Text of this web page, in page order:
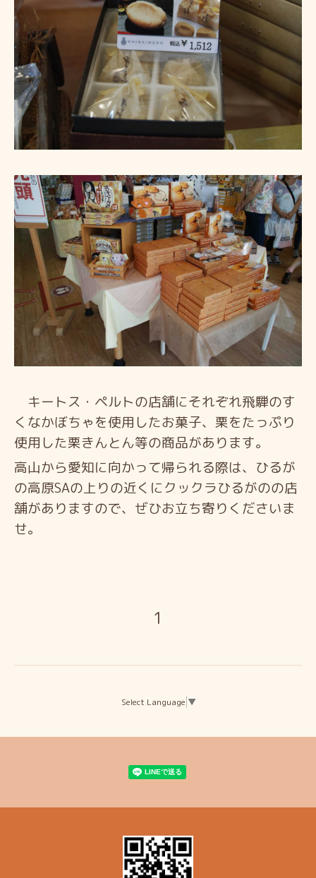
キートス・ペルトの店舗にそれぞれ飛騨のす
くなかぼちゃを使用したお菓子、栗をたっぷり
使用した栗きんとん等の商品があります。
高山から愛知に向かって帰られる際は、ひるが
の高原SAの上りの近くにクックラひるがのの店
舗がありますので、 ぜひお立ち寄りくださいま
せ。
1
Select Language ▼